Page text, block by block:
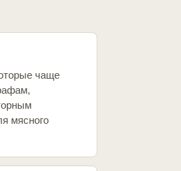
чаще
мясного